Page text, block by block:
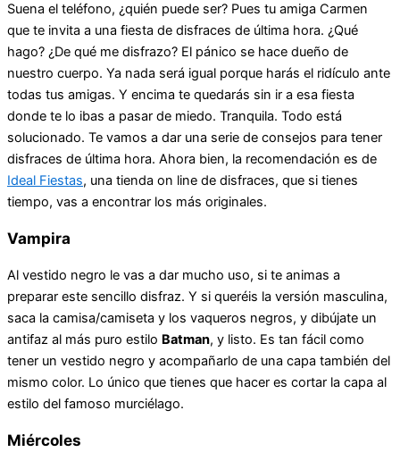
Suena el teléfono, ¿quién puede ser? Pues tu amiga Carmen
que te invita a una fiesta de disfraces de última hora. ¿Qué
hago? ¿De qué me disfrazo? El pánico se hace dueño de
nuestro cuerpo. Ya nada será igual porque harás el ridículo ante
todas tus amigas. Y encima te quedarás sin ir a esa fiesta
donde te lo ibas a pasar de miedo. Tranquila. Todo está
solucionado. Te vamos a dar una serie de consejos para tener
disfraces de última hora. Ahora bien, la recomendación es de
Ideal Fiestas, una tienda on line de disfraces, que si tienes
tiempo, vas a encontrar los más originales.
Vampira
Al vestido negro le vas a dar mucho uso, si te animas a
preparar este sencillo disfraz. Y si queréis la versión masculina,
saca la camisa/camiseta y los vaqueros negros, y dibújate un
antifaz al más puro estilo Batman, y listo. Es tan fácil como
tener un vestido negro y acompañarlo de una capa también del
mismo color. Lo único que tienes que hacer es cortar la capa al
estilo del famoso murciélago.
Miércoles